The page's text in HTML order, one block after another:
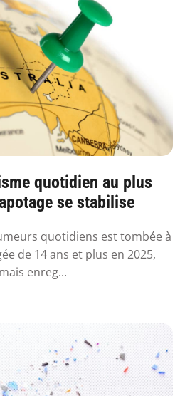
quotidien au plus
se stabilise
quotidiens est tombée à
de 14 ans et plus en 2025,
enreg...